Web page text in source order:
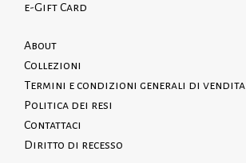
e-Gift Card
About
Collezioni
Termini e condizioni generali di vendita
Politica dei resi
Contattaci
Diritto di recesso